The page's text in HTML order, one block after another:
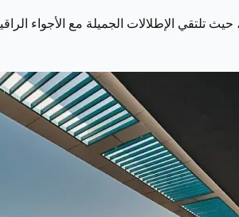
تلتقي الإطلالات الجميلة مع الأجواء